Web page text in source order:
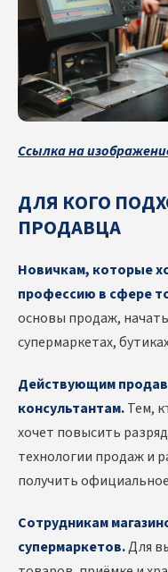
Ссылка на
ДЛЯ КОГО
ПРОДАВЦА
Новичкам, которые
профессию в сфере
основы продаж,
супермаркетах,
Действующим
консультантам.Тем,
хочет повысить
технологии продаж и
получить
Сотрудникам
супермаркетов.Для